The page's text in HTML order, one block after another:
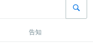
告知